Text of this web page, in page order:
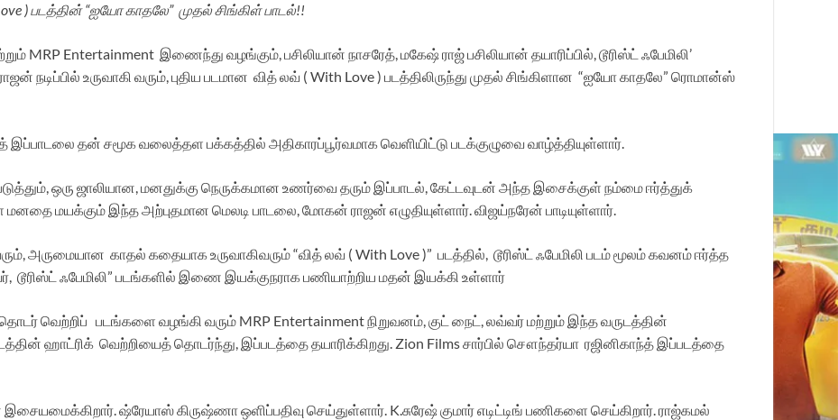
) படத்தின் “ஐயோ காதலே” முதல் சிங்கிள் பாடல்!!
MRP Entertainment இணைந்து வழங்கும், பசிலியான் நாசரேத், மகேஷ் ராஜ் பசிலியான் தயாரிப்பில், டூரிஸ்ட் ஃபேமிலி’
நடிப்பில் உருவாகி வரும், புதிய படமான வித் லவ் ( With Love ) படத்திலிருந்து முதல் சிங்கிளான “ஐயோ காதலே” ரொமான்ஸ்
தன் சமூக வலைத்தள பக்கத்தில் அதிகாரப்பூர்வமாக வெளியிட்டு படக்குழுவை வாழ்த்தியுள்ளார்.
ஒரு ஜாலியான, மனதுக்கு நெருக்கமான உணர்வை தரும் இப்பாடல், கேட்டவுடன் அந்த இசைக்குள் நம்மை ஈர்த்துக்
மயக்கும் இந்த அற்புதமான மெலடி பாடலை, மோகன் ராஜன் எழுதியுள்ளார். விஜய்நரேன் பாடியுள்ளார்.
அருமையான காதல் கதையாக உருவாகிவரும் “வித் லவ் ( With Love )” படத்தில், டூரிஸ்ட் ஃபேமிலி படம் மூலம் கவனம் ஈர்த்த
டூரிஸ்ட் ஃபேமிலி” படங்களில் இணை இயக்குநராக பணியாற்றிய மதன் இயக்கி உள்ளார்
வெற்றிப் படங்களை வழங்கி வரும் MRP Entertainment நிறுவனம், குட் நைட், லவ்வர் மற்றும் இந்த வருடத்தின்
படத்தின் ஹாட்ரிக் வெற்றியைத் தொடர்ந்து, இப்படத்தை தயாரிக்கிறது. Zion Films சார்பில் சௌந்தர்யா ரஜினிகாந்த் இப்படத்தை
ஷ்ரேயாஸ் கிருஷ்ணா ஒளிப்பதிவு செய்துள்ளார். K.சுரேஷ் குமார் எடிட்டிங் பணிகளை செய்கிறார். ராஜ்கமல்